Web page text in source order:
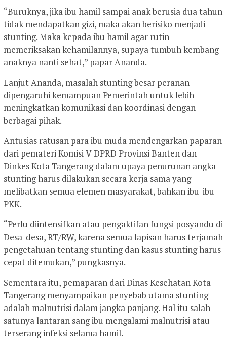
“Buruknya, jika ibu hamil sampai anak berusia dua tahun
tidak mendapatkan gizi, maka akan berisiko menjadi
stunting. Maka kepada ibu hamil agar rutin
memeriksakan kehamilannya, supaya tumbuh kembang
anaknya nanti sehat,” papar Ananda.
Lanjut Ananda, masalah stunting besar peranan
dipengaruhi kemampuan Pemerintah untuk lebih
meningkatkan komunikasi dan koordinasi dengan
berbagai pihak.
Antusias ratusan para ibu muda mendengarkan paparan
dari pemateri Komisi V DPRD Provinsi Banten dan
Dinkes Kota Tangerang dalam upaya penurunan angka
stunting harus dilakukan secara kerja sama yang
melibatkan semua elemen masyarakat, bahkan ibu-ibu
PKK.
“Perlu diintensifkan atau pengaktifan fungsi posyandu di
Desa-desa, RT/RW, karena semua lapisan harus terjamah
pengetahuan tentang stunting dan kasus stunting harus
cepat ditemukan,” pungkasnya.
Sementara itu, pemaparan dari Dinas Kesehatan Kota
Tangerang menyampaikan penyebab utama stunting
adalah malnutrisi dalam jangka panjang. Hal itu salah
satunya lantaran sang ibu mengalami malnutrisi atau
terserang infeksi selama hamil.